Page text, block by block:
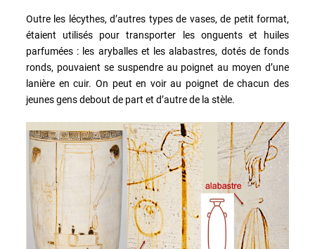
Outre les lécythes, d’autres types de vases, de petit format,
étaient utilisés pour transporter les onguents et huiles
parfumées : les aryballes et les alabastres, dotés de fonds
ronds, pouvaient se suspendre au poignet au moyen d’une
lanière en cuir. On peut en voir au poignet de chacun des
jeunes gens debout de part et d’autre de la stèle.